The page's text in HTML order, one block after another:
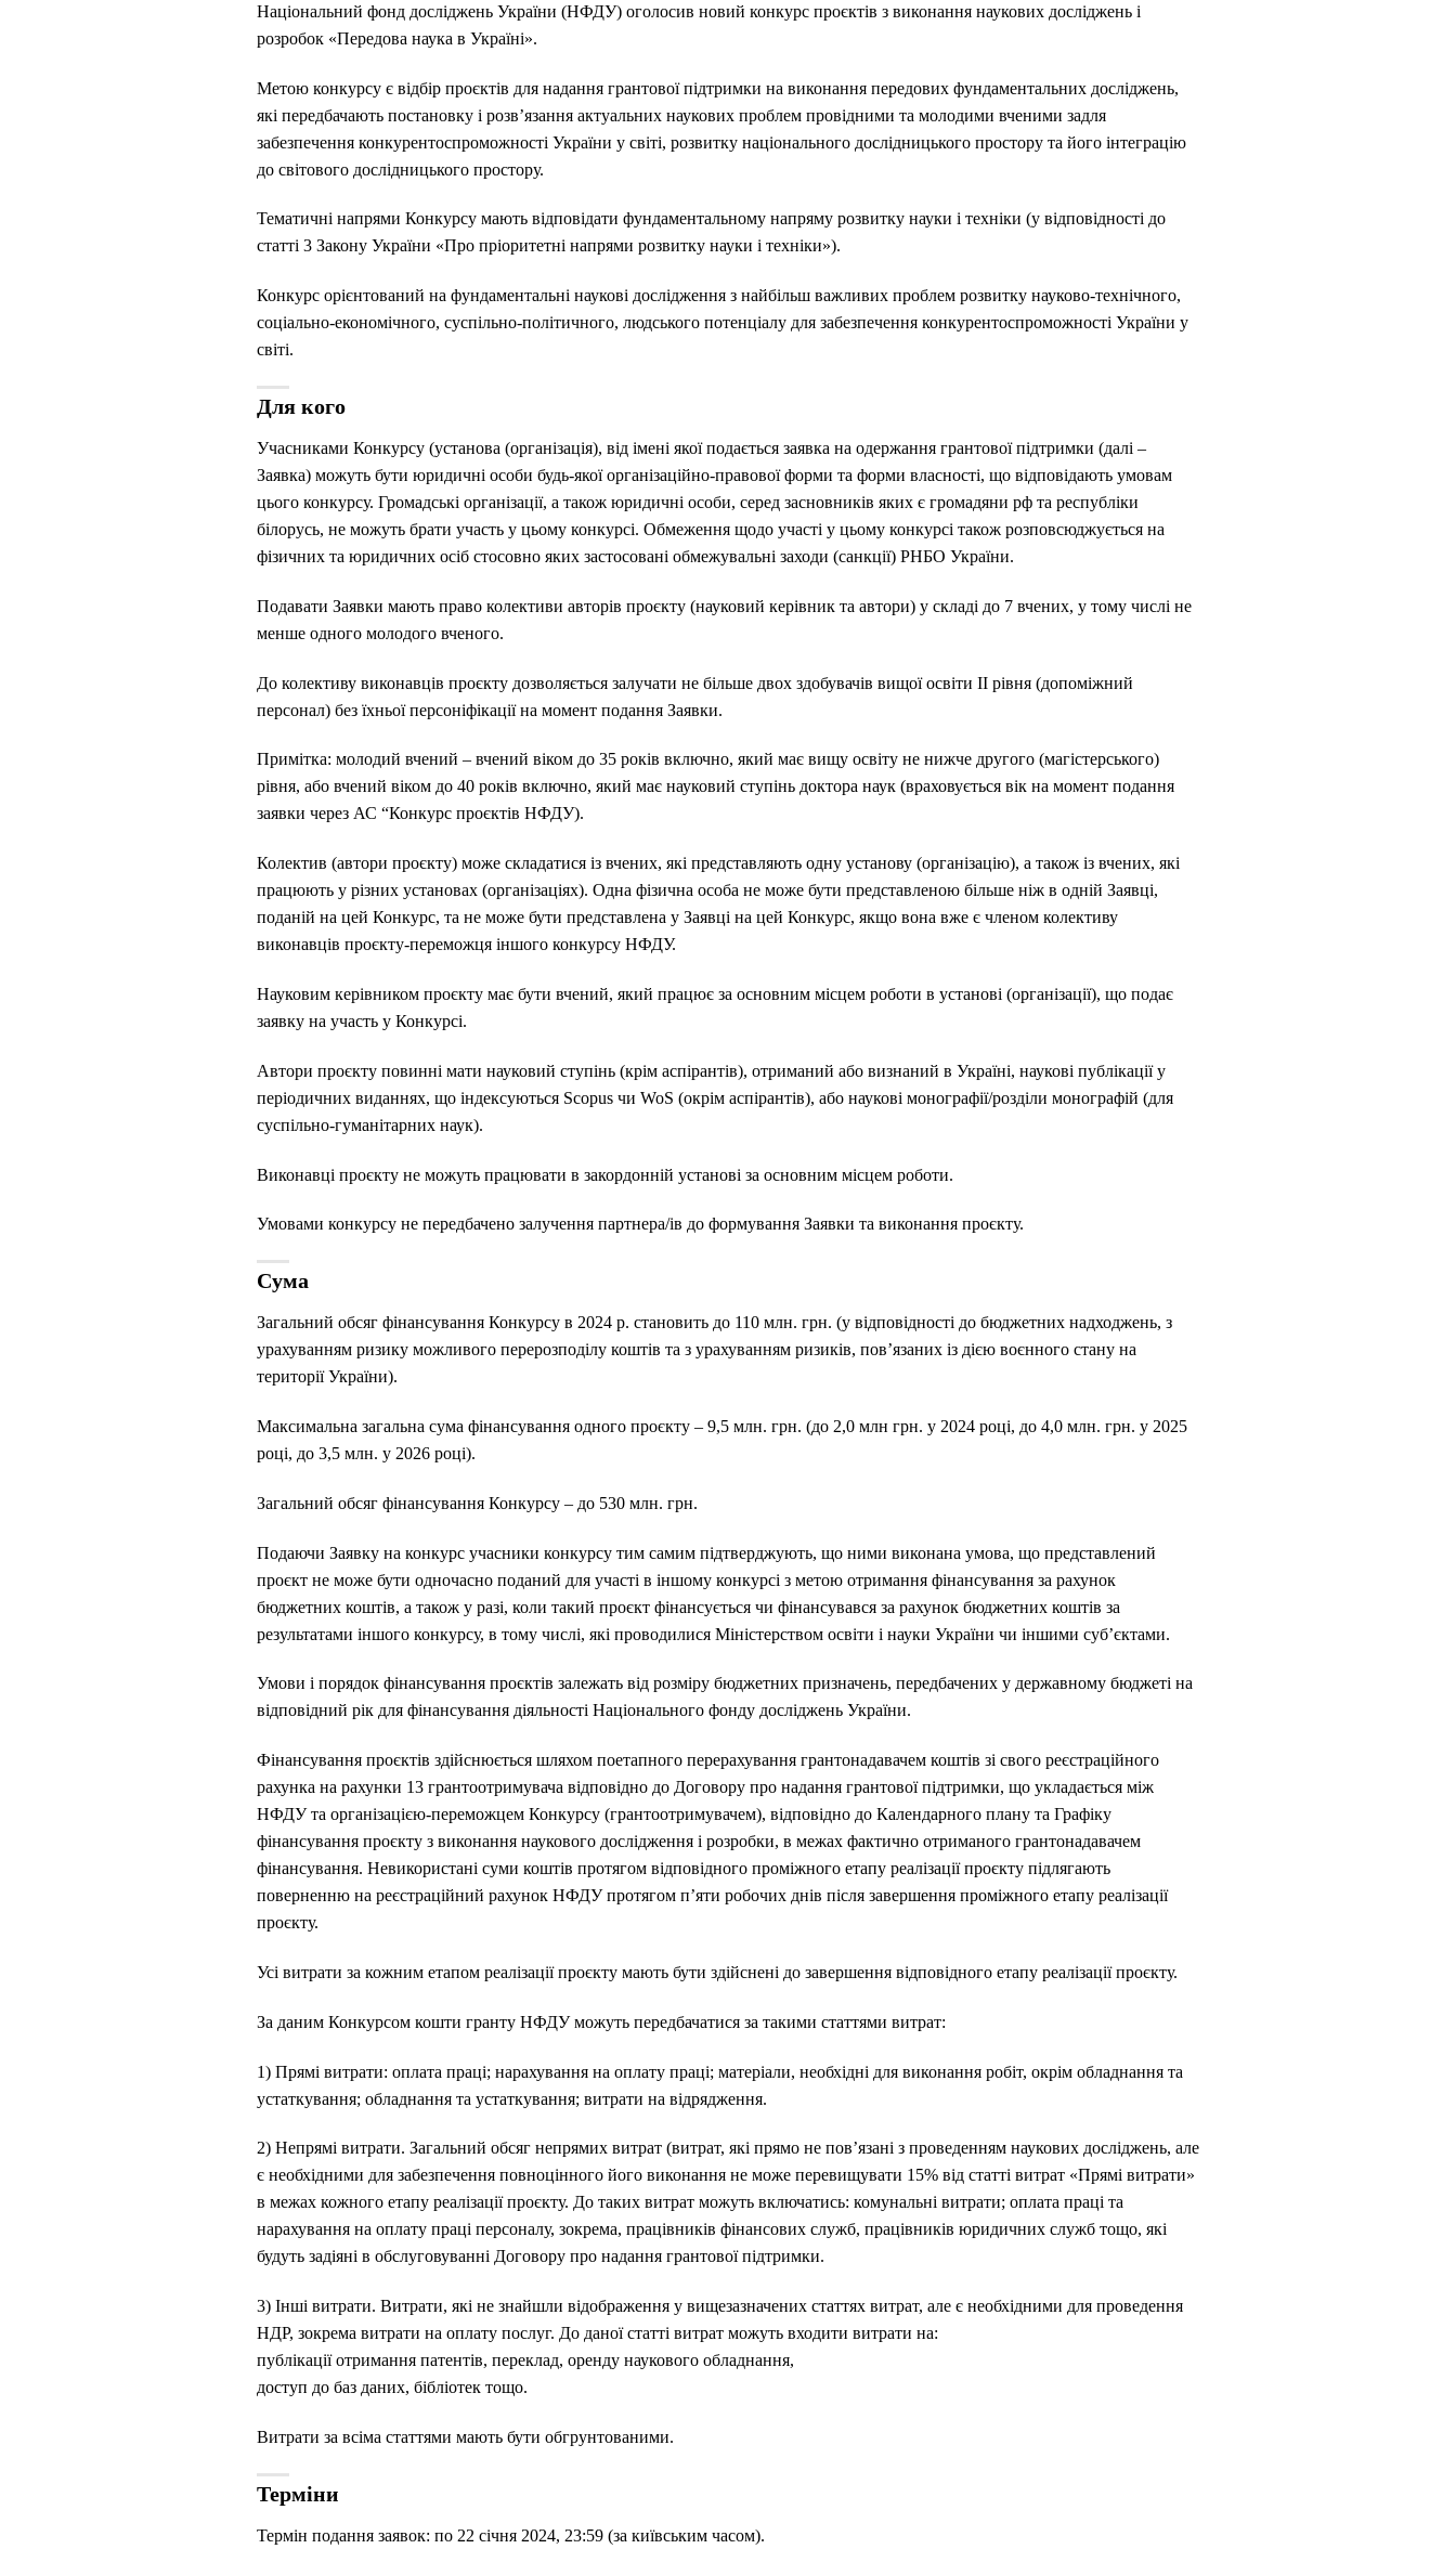
Національний фонд досліджень України (НФДУ) оголосив новий конкурс проєктів з виконання наукових досліджень і
розробок «Передова наука в Україні».
Метою конкурсу є відбір проєктів для надання грантової підтримки на виконання передових фундаментальних досліджень,
які передбачають постановку і розв’язання актуальних наукових проблем провідними та молодими вченими задля
забезпечення конкурентоспроможності України у світі, розвитку національного дослідницького простору та його інтеграцію
до світового дослідницького простору.
Тематичні напрями Конкурсу мають відповідати фундаментальному напряму розвитку науки і техніки (у відповідності до
статті 3 Закону України «Про пріоритетні напрями розвитку науки і техніки»).
Конкурс орієнтований на фундаментальні наукові дослідження з найбільш важливих проблем розвитку науково-технічного,
соціально-економічного, суспільно-політичного, людського потенціалу для забезпечення конкурентоспроможності України у
світі.
Для кого
Учасниками Конкурсу (установа (організація), від імені якої подається заявка на одержання грантової підтримки (далі –
Заявка) можуть бути юридичні особи будь-якої організаційно-правової форми та форми власності, що відповідають умовам
цього конкурсу. Громадські організації, а також юридичні особи, серед засновників яких є громадяни рф та республіки
білорусь, не можуть брати участь у цьому конкурсі. Обмеження щодо участі у цьому конкурсі також розповсюджується на
фізичних та юридичних осіб стосовно яких застосовані обмежувальні заходи (санкції) РНБО України.
Подавати Заявки мають право колективи авторів проєкту (науковий керівник та автори) у складі до 7 вчених, у тому числі не
менше одного молодого вченого.
До колективу виконавців проєкту дозволяється залучати не більше двох здобувачів вищої освіти ІІ рівня (допоміжний
персонал) без їхньої персоніфікації на момент подання Заявки.
Примітка: молодий вчений – вчений віком до 35 років включно, який має вищу освіту не нижче другого (магістерського)
рівня, або вчений віком до 40 років включно, який має науковий ступінь доктора наук (враховується вік на момент подання
заявки через АС “Конкурс проєктів НФДУ).
Колектив (автори проєкту) може складатися із вчених, які представляють одну установу (організацію), а також із вчених, які
працюють у різних установах (організаціях). Одна фізична особа не може бути представленою більше ніж в одній Заявці,
поданій на цей Конкурс, та не може бути представлена у Заявці на цей Конкурс, якщо вона вже є членом колективу
виконавців проєкту-переможця іншого конкурсу НФДУ.
Науковим керівником проєкту має бути вчений, який працює за основним місцем роботи в установі (організації), що подає
заявку на участь у Конкурсі.
Автори проєкту повинні мати науковий ступінь (крім аспірантів), отриманий або визнаний в Україні, наукові публікації у
періодичних виданнях, що індексуються Scopus чи WoS (окрім аспірантів), або наукові монографії/розділи монографій (для
суспільно-гуманітарних наук).
Виконавці проєкту не можуть працювати в закордонній установі за основним місцем роботи.
Умовами конкурсу не передбачено залучення партнера/ів до формування Заявки та виконання проєкту.
Сума
Загальний обсяг фінансування Конкурсу в 2024 р. становить до 110 млн. грн. (у відповідності до бюджетних надходжень, з
урахуванням ризику можливого перерозподілу коштів та з урахуванням ризиків, пов’язаних із дією воєнного стану на
території України).
Максимальна загальна сума фінансування одного проєкту – 9,5 млн. грн. (до 2,0 млн грн. у 2024 році, до 4,0 млн. грн. у 2025
році, до 3,5 млн. у 2026 році).
Загальний обсяг фінансування Конкурсу – до 530 млн. грн.
Подаючи Заявку на конкурс учасники конкурсу тим самим підтверджують, що ними виконана умова, що представлений
проєкт не може бути одночасно поданий для участі в іншому конкурсі з метою отримання фінансування за рахунок
бюджетних коштів, а також у разі, коли такий проєкт фінансується чи фінансувався за рахунок бюджетних коштів за
результатами іншого конкурсу, в тому числі, які проводилися Міністерством освіти і науки України чи іншими суб’єктами.
Умови і порядок фінансування проєктів залежать від розміру бюджетних призначень, передбачених у державному бюджеті на
відповідний рік для фінансування діяльності Національного фонду досліджень України.
Фінансування проєктів здійснюється шляхом поетапного перерахування грантонадавачем коштів зі свого реєстраційного
рахунка на рахунки 13 грантоотримувача відповідно до Договору про надання грантової підтримки, що укладається між
НФДУ та організацією-переможцем Конкурсу (грантоотримувачем), відповідно до Календарного плану та Графіку
фінансування проєкту з виконання наукового дослідження і розробки, в межах фактично отриманого грантонадавачем
фінансування. Невикористані суми коштів протягом відповідного проміжного етапу реалізації проєкту підлягають
поверненню на реєстраційний рахунок НФДУ протягом п’яти робочих днів після завершення проміжного етапу реалізації
проєкту.
Усі витрати за кожним етапом реалізації проєкту мають бути здійснені до завершення відповідного етапу реалізації проєкту.
За даним Конкурсом кошти гранту НФДУ можуть передбачатися за такими статтями витрат:
1) Прямі витрати: оплата праці; нарахування на оплату праці; матеріали, необхідні для виконання робіт, окрім обладнання та
устаткування; обладнання та устаткування; витрати на відрядження.
2) Непрямі витрати. Загальний обсяг непрямих витрат (витрат, які прямо не пов’язані з проведенням наукових досліджень, але
є необхідними для забезпечення повноцінного його виконання не може перевищувати 15% від статті витрат «Прямі витрати»
в межах кожного етапу реалізації проєкту. До таких витрат можуть включатись: комунальні витрати; оплата праці та
нарахування на оплату праці персоналу, зокрема, працівників фінансових служб, працівників юридичних служб тощо, які
будуть задіяні в обслуговуванні Договору про надання грантової підтримки.
3) Інші витрати. Витрати, які не знайшли відображення у вищезазначених статтях витрат, але є необхідними для проведення
НДР, зокрема витрати на оплату послуг. До даної статті витрат можуть входити витрати на:
публікації отримання патентів, переклад, оренду наукового обладнання,
доступ до баз даних, бібліотек тощо.
Витрати за всіма статтями мають бути обгрунтованими.
Терміни
Термін подання заявок: по 22 січня 2024, 23:59 (за київським часом).